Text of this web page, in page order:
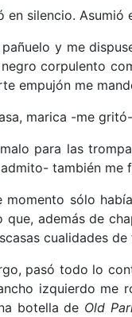
en silencio.
y me
corpulento
empujón me
marica -me
para las
también me
momento sólo
que, además de
cualidades de
pasó todo lo
izquierdo me
botella de Old